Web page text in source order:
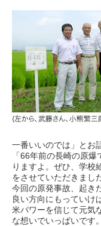
一番いいのでは」とお
「66年前の長崎の原
りますよ。ぜひ、学校
をさせていただきまし
今回の原発事故、起き
良い方向にもっていけ
米パワーを信じて元気
な想いでいっぱいです。